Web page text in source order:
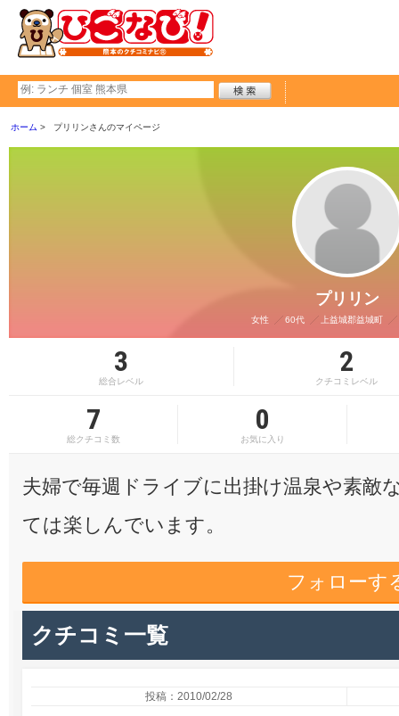
ホーム プリリンさんのマイページ
プリリン
女性 60代 上益城郡益城町
3
総合レベル
2
クチコミレベル
7
総クチコミ数
0
お気に入り
夫婦で毎週ドライブに出掛け温泉や素敵
ては楽しんでいます。
フォローす
クチコミ一覧
投稿：2010/02/28